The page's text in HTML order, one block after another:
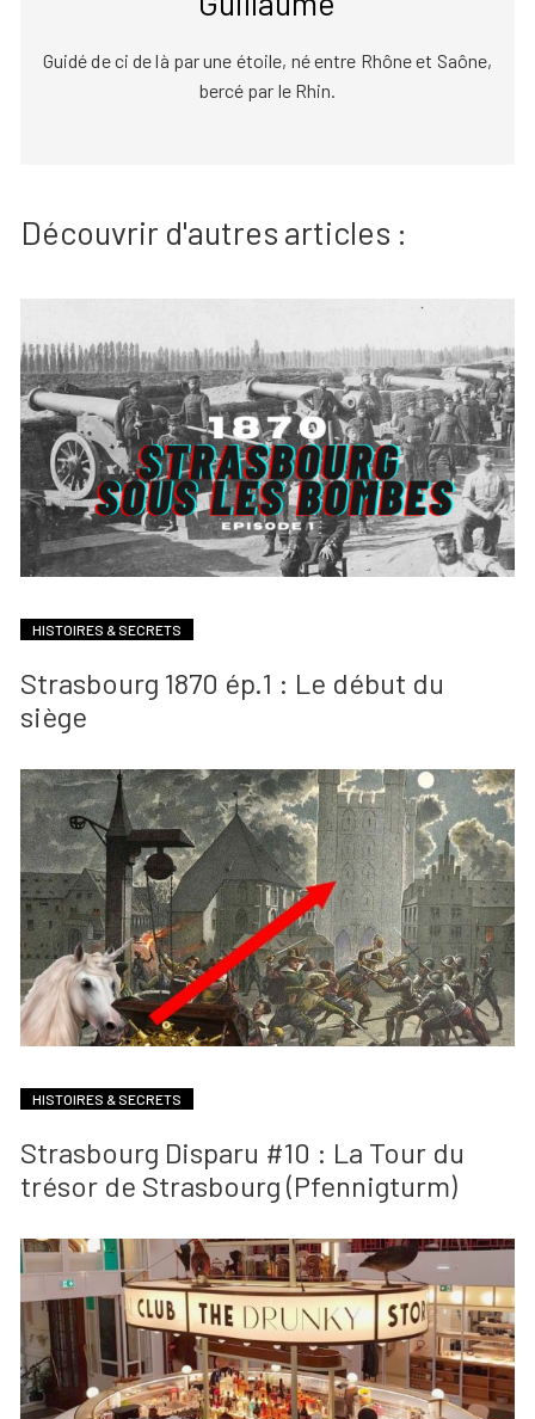
Guidé de ci de là par une étoile, né entre Rhône et Saône,
bercé par le Rhin.
Découvrir d'autres articles :
HISTOIRES & SECRETS
Strasbourg 1870 ép.1 : Le début du
siège
HISTOIRES & SECRETS
Strasbourg Disparu #10 : La Tour du
trésor de Strasbourg (Pfennigturm)